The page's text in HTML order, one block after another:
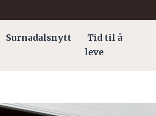
Surnadalsnytt
Tid til å
leve